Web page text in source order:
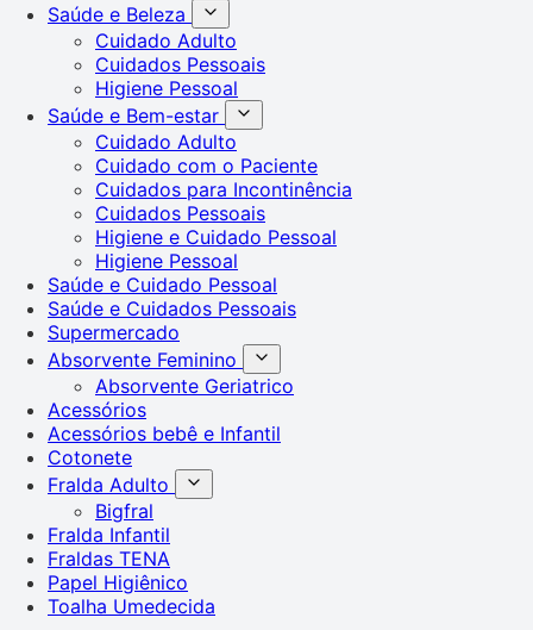
Saúde e Beleza
Cuidado Adulto
Cuidados Pessoais
Higiene Pessoal
Saúde e Bem-estar
Cuidado Adulto
Cuidado com o Paciente
Cuidados para Incontinência
Cuidados Pessoais
Higiene e Cuidado Pessoal
Higiene Pessoal
Saúde e Cuidado Pessoal
Saúde e Cuidados Pessoais
Supermercado
Absorvente Feminino
Absorvente Geriatrico
Acessórios
Acessórios bebê e Infantil
Cotonete
Fralda Adulto
Bigfral
Fralda Infantil
Fraldas TENA
Papel Higiênico
Toalha Umedecida